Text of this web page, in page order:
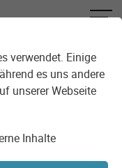
verwendet. Einige
es uns andere
unserer Webseite
Inhalte
die Finger geschaut